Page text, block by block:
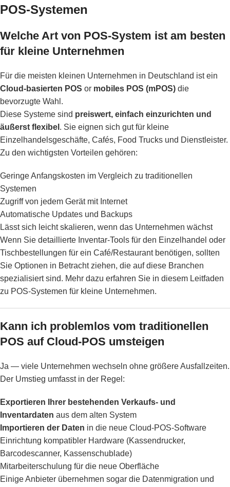
POS-Systemen
Welche Art von POS-System ist am besten
für kleine Unternehmen
Für die meisten kleinen Unternehmen in Deutschland ist ein
Cloud-basierten POS or mobiles POS (mPOS) die
bevorzugte Wahl.
Diese Systeme sind preiswert, einfach einzurichten und
äußerst flexibel . Sie eignen sich gut für kleine
Einzelhandelsgeschäfte, Cafés, Food Trucks und Dienstleister.
Zu den wichtigsten Vorteilen gehören:
Geringe Anfangskosten im Vergleich zu traditionellen
Systemen
Zugriff von jedem Gerät mit Internet
Automatische Updates und Backups
Lässt sich leicht skalieren, wenn das Unternehmen wächst
Wenn Sie detaillierte Inventar-Tools für den Einzelhandel oder
Tischbestellungen für ein Café/Restaurant benötigen, sollten
Sie Optionen in Betracht ziehen, die auf diese Branchen
spezialisiert sind. Mehr dazu erfahren Sie in diesem Leitfaden
zu POS-Systemen für kleine Unternehmen.
Kann ich problemlos vom traditionellen
POS auf Cloud-POS umsteigen
Ja — viele Unternehmen wechseln ohne größere Ausfallzeiten.
Der Umstieg umfasst in der Regel:
Exportieren Ihrer bestehenden Verkaufs- und
Inventardaten aus dem alten System
Importieren der Daten in die neue Cloud-POS-Software
Einrichtung kompatibler Hardware (Kassendrucker,
Barcodescanner, Kassenschublade)
Mitarbeiterschulung für die neue Oberfläche
Einige Anbieter übernehmen sogar die Datenmigration und